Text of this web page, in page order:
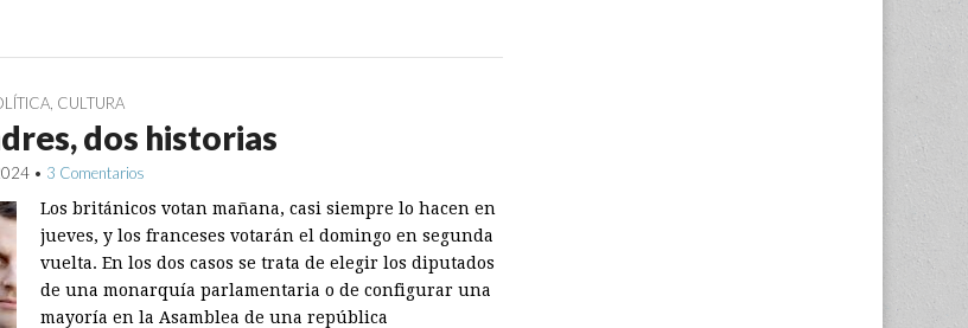
CULTURA
dos historias
• 3 Comentarios
Los británicos votan mañana, casi siempre lo hacen en
jueves, y los franceses votarán el domingo en segunda
vuelta. En los dos casos se trata de elegir los diputados
de una monarquía parlamentaria o de configurar una
mayoría en la Asamblea de una república